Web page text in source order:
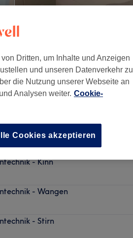
- Oberlippe
- Kinn
- Wangen
- Stirn
Dritten, um Inhalte und Anzeigen
und unseren Datenverkehr zu
die Nutzung unserer Webseite an
Analysen weiter. Cookie-
Cookies akzeptieren